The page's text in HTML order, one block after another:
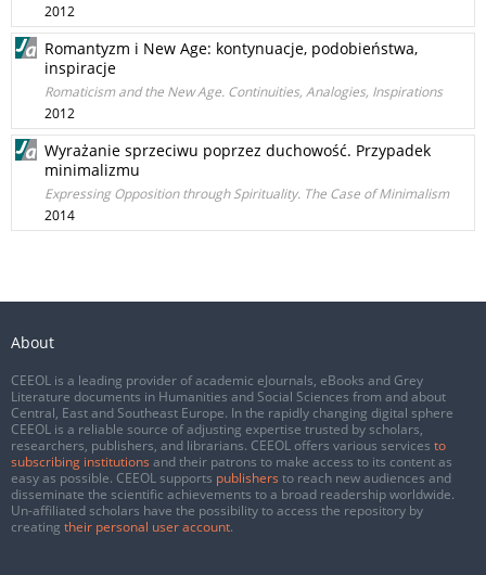
2012
Romantyzm i New Age: kontynuacje, podobieństwa,
inspiracje
Romaticism and the New Age. Continuities, Analogies, Inspirations
2012
Wyrażanie sprzeciwu poprzez duchowość. Przypadek
minimalizmu
Expressing Opposition through Spirituality. The Case of Minimalism
2014
About
CEEOL is a leading provider of academic eJournals, eBooks and Grey
Literature documents in Humanities and Social Sciences from and about
Central, East and Southeast Europe. In the rapidly changing digital sphere
CEEOL is a reliable source of adjusting expertise trusted by scholars,
researchers, publishers, and librarians. CEEOL offers various services to
subscribing institutions and their patrons to make access to its content as
easy as possible. CEEOL supports publishers to reach new audiences and
disseminate the scientific achievements to a broad readership worldwide.
Un-affiliated scholars have the possibility to access the repository by
creating their personal user account.